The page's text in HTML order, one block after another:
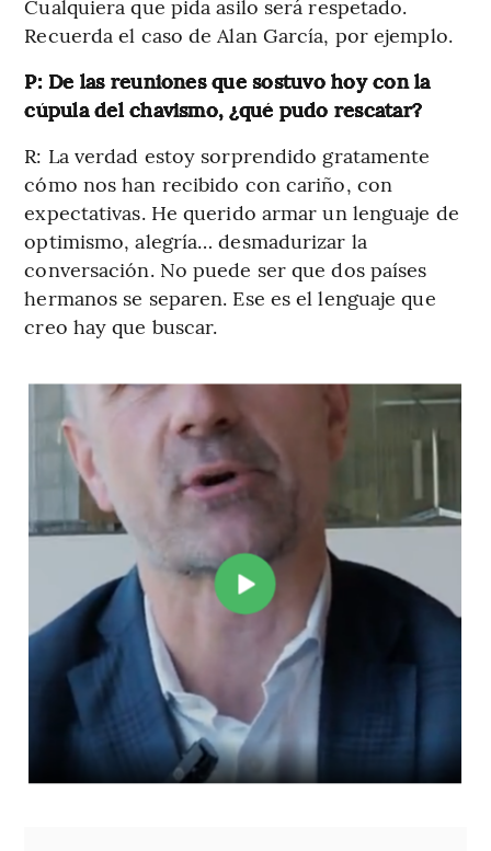
Cualquiera que pida asilo será respetado.
Recuerda el caso de Alan García, por ejemplo.
P: De las reuniones que sostuvo hoy con la
cúpula del chavismo, ¿qué pudo rescatar?
R: La verdad estoy sorprendido gratamente
cómo nos han recibido con cariño, con
expectativas. He querido armar un lenguaje de
optimismo, alegría… desmadurizar la
conversación. No puede ser que dos países
hermanos se separen. Ese es el lenguaje que
creo hay que buscar.